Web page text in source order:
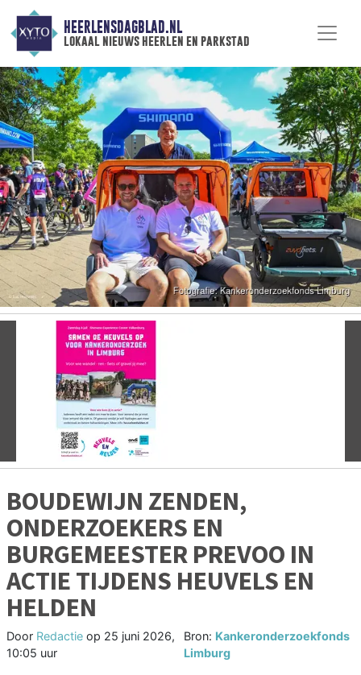
HEERLENSDAGBLAD.NL
lokaal nieuws heerlen en parkstad
BOUDEWIJN ZENDEN,
ONDERZOEKERS EN
BURGEMEESTER PREVOO IN
ACTIE TIJDENS HEUVELS EN
HELDEN
Door Redactie op 25 juni 2026,
10:05 uur
Bron: Kankeronderzoekfonds
Limburg